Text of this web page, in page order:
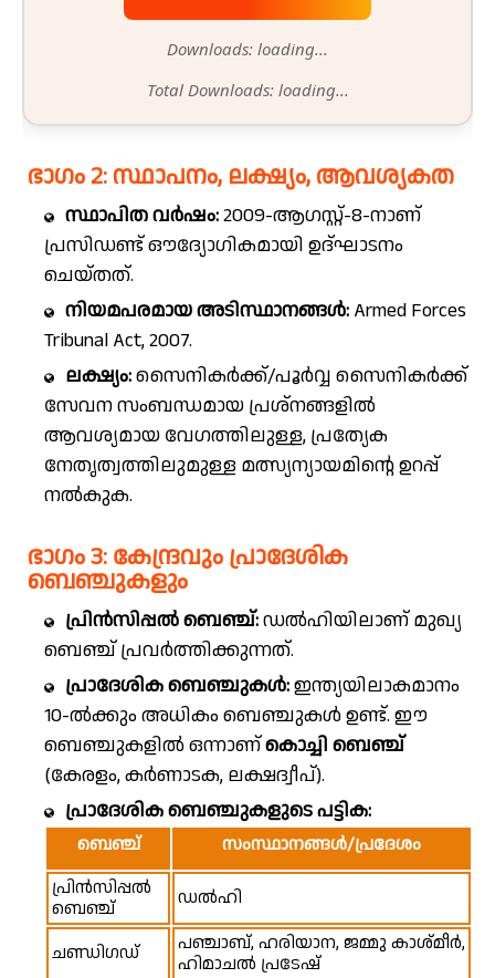
Downloads: loading...
Total Downloads: loading...
ഭാഗം 2: സ്ഥാപനം, ലക്ഷ്യം, ആവശ്യകത
സ്ഥാപിത വർഷം:2009-ആഗസ്റ്റ്-8-നാണ്
പ്രസിഡണ്ട് ഔദ്യോഗികമായി ഉദ്ഘാടനം
ചെയ്തത്.
നിയമപരമായ അടിസ്ഥാനങ്ങൾ: Armed Forces
Tribunal Act, 2007.
ലക്ഷ്യം:സൈനികർക്ക്/പൂർവ്വ സൈനികർക്ക്
സേവന സംബന്ധമായ പ്രശ്‌നങ്ങളിൽ
ആവശ്യമായ വേഗത്തിലുള്ള, പ്രത്യേക
നേതൃത്വത്തിലുമുള്ള മത്സ്യന്യായമിന്റെ ഉറപ്പ്
നൽകുക.
ഭാഗം 3: കേന്ദ്രവും പ്രാദേശിക
ബെഞ്ചുകളും
പ്രിൻസിപ്പൽ ബെഞ്ച്:ഡൽഹിയിലാണ് മുഖ്യ
ബെഞ്ച് പ്രവർത്തിക്കുന്നത്.
പ്രാദേശിക ബെഞ്ചുകൾ:ഇന്ത്യയിലാകമാനം
10-ൽക്കും അധികം ബെഞ്ചുകൾ ഉണ്ട്. ഈ
ബെഞ്ചുകളിൽ ഒന്നാണ്കൊച്ചി ബെഞ്ച്
(കേരളം, കർണാടക, ലക്ഷദ്വീപ്).
പ്രാദേശിക ബെഞ്ചുകളുടെ പട്ടിക:
ബെഞ്ച്
സംസ്ഥാനങ്ങൾ/പ്രദേശം
പ്രിൻസിപ്പൽ
ബെഞ്ച്
ഡൽഹി
ചണ്ഡിഗഡ്
പഞ്ചാബ്, ഹരിയാന, ജമ്മു കാശ്മീർ,
ഹിമാചൽ പ്രടേഷ്